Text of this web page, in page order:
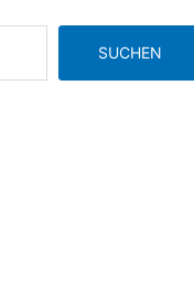
SUCHEN